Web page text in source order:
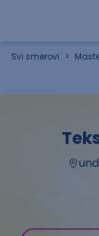
Svi smerovi >